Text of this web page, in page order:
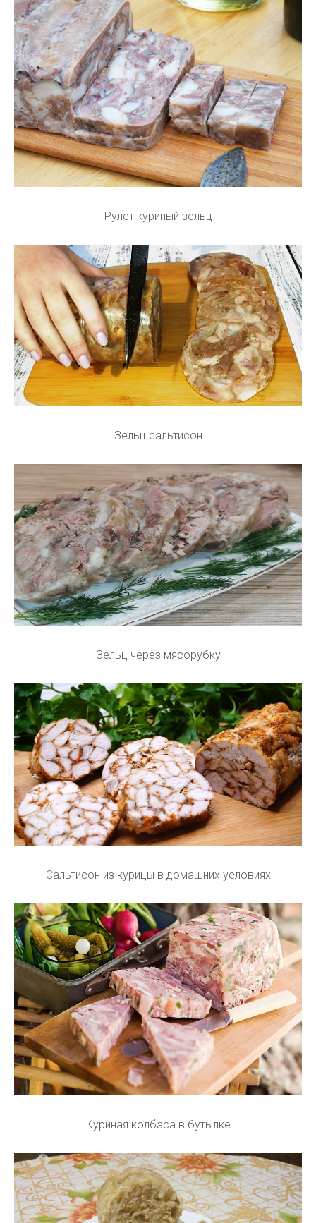
Рулет куриный зельц
Зельц сальтисон
Зельц через мясорубку
Сальтисон из курицы в домашних условиях
Куриная колбаса в бутылке